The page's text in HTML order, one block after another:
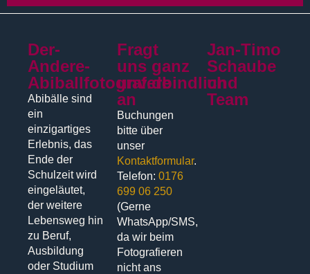
Der-
Andere-
Abiballfotograf.de
Abibälle sind
ein
einzigartiges
Erlebnis, das
Ende der
Schulzeit wird
eingeläutet,
der weitere
Lebensweg hin
zu Beruf,
Ausbildung
oder Studium
Fragt
uns ganz
unverbindlich
an
Buchungen
bitte über
unser
Kontaktformular.
Telefon:0176
699 06 250
(Gerne
WhatsApp/SMS,
da wir beim
Fotografieren
nicht ans
Jan-Timo
Schaube
und
Team